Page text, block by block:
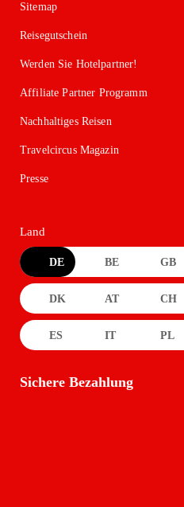
Sitemap
Reisegutschein
Werden Sie Hotelpartner!
Affiliate Partner Programm
Nachhaltiges Reisen
Travelcircus Magazin
Presse
Land
DE BE GB
DK AT CH
ES IT PL
Sichere Bezahlung